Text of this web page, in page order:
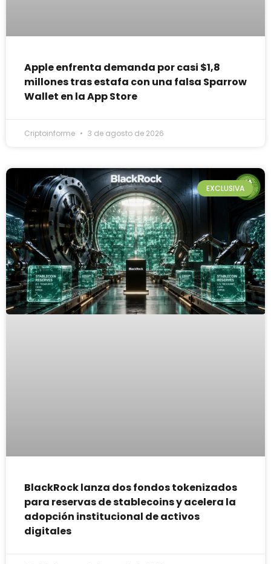
Apple enfrenta demanda por casi $1,8
millones tras estafa con una falsa Sparrow
Wallet en la App Store
Criptoinforme 3 de agosto de 2026
EXCLUSIVA
BlackRock lanza dos fondos tokenizados
para reservas de stablecoins y acelera la
adopción institucional de activos
digitales